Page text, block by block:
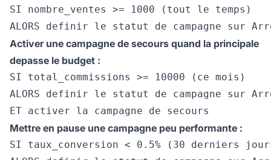
SI nombre_ventes >= 1000 (tout le temps)
Activer une campagne de secours quand la principale
depasse le budget :
SI total_commissions >= 10000 (ce mois)
ALORS definir le statut de campagne sur
Mettre en pause une campagne peu performante :
SI taux_conversion < 0.5% (30 derniers